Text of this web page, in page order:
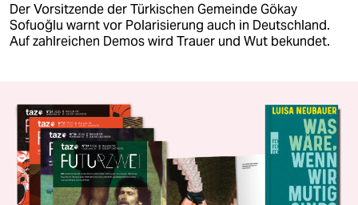
Der Vorsitzende der Türkischen Gemeinde Gökay
Sofuoğlu warnt vor Polarisierung auch in Deutschland.
Auf zahlreichen Demos wird Trauer und Wut bekundet.